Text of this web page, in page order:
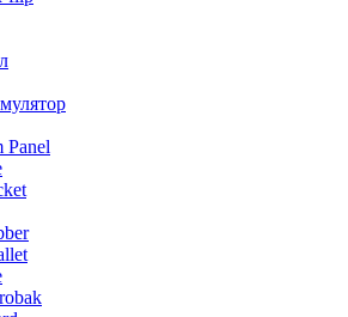
Panel